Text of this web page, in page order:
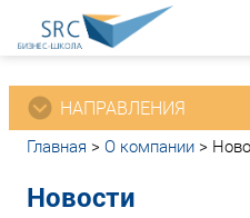
НАПРАВЛЕНИЯ
Главная > О компании >
Новости